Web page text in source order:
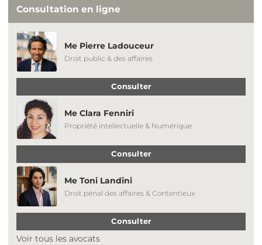
Consultation en ligne
Me Pierre Ladouceur
Droit public & des affaires
Consulter
Me Clara Fenniri
Propriété intellectuelle & Numérique
Consulter
Me Toni Landini
Droit pénal des affaires & Contentieux
Consulter
Voir tous les avocats